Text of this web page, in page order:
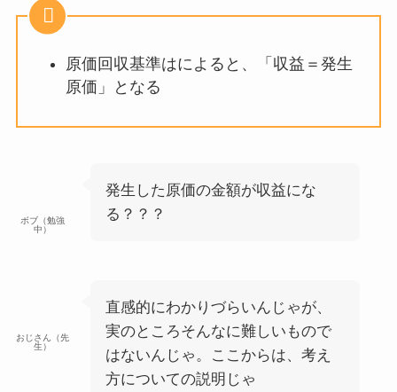
原価回収基準はによると、「収益＝発生
原価」となる
ボブ（勉強
中）
発生した原価の金額が収益にな
る？？？
おじさん（先
生）
直感的にわかりづらいんじゃが、
実のところそんなに難しいもので
はないんじゃ。ここからは、考え
方についての説明じゃ